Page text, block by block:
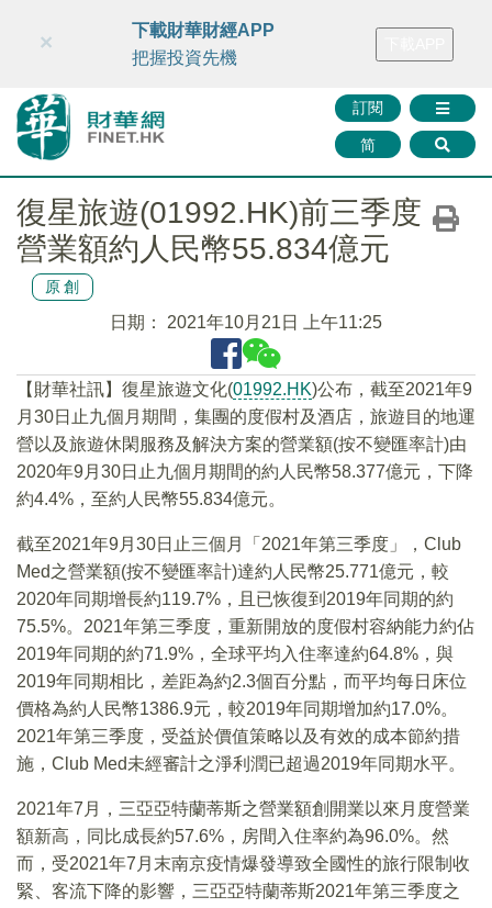
財華智庫網 FINTV FINMETA 財華證券 媒體矩陣
訂閱
简
×
下載財華財經APP
把握投資先機
復星旅遊(01992.HK)前三季度
營業額約人民幣55.834億元
原創
日期： 2021年10月21日 上午11:25
【財華社訊】復星旅遊文化(01992.HK)公布，截至2021年9
月30日止九個月期間，集團的度假村及酒店，旅遊目的地運
營以及旅遊休閑服務及解決方案的營業額(按不變匯率計)由
2020年9月30日止九個月期間的約人民幣58.377億元，下降
約4.4%，至約人民幣55.834億元。
截至2021年9月30日止三個月「2021年第三季度」，Club
Med之營業額(按不變匯率計)達約人民幣25.771億元，較
2020年同期增長約119.7%，且已恢復到2019年同期的約
75.5%。2021年第三季度，重新開放的度假村容納能力約佔
2019年同期的約71.9%，全球平均入住率達約64.8%，與
2019年同期相比，差距為約2.3個百分點，而平均每日床位
價格為約人民幣1386.9元，較2019年同期增加約17.0%。
2021年第三季度，受益於價值策略以及有效的成本節約措
施，Club Med未經審計之淨利潤已超過2019年同期水平。
2021年7月，三亞亞特蘭蒂斯之營業額創開業以來月度營業
額新高，同比成長約57.6%，房間入住率約為96.0%。然
而，受2021年7月末南京疫情爆發導致全國性的旅行限制收
緊、客流下降的影響，三亞亞特蘭蒂斯2021年第三季度之